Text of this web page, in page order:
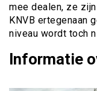
mee dealen, ze
KNVB ertegenaan
niveau wordt toch
Informatie